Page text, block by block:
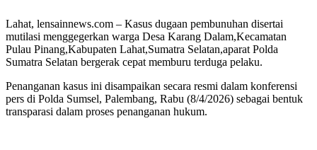
Lahat, lensainnews.com – Kasus dugaan pembunuhan disertai
mutilasi menggegerkan warga Desa Karang Dalam,Kecamatan
Pulau Pinang,Kabupaten Lahat,Sumatra Selatan,aparat Polda
Sumatra Selatan bergerak cepat memburu terduga pelaku.
Penanganan kasus ini disampaikan secara resmi dalam konferensi
pers di Polda Sumsel, Palembang, Rabu (8/4/2026) sebagai bentuk
transparasi dalam proses penanganan hukum.